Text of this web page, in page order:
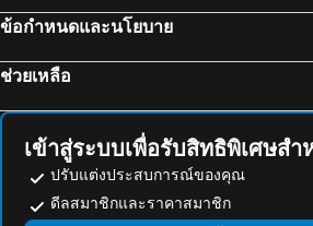
สยามพารากอน
สยามสแ
แกลง
สวนนงนุช
Cha-
สถานีรถไฟหัวลำโพง
บีทีเอส พร้อมพงษ์
ข้อกำหนดและนโยบาย
ช่วยเหลือ
เข้าสู่ระบบเพื่อรับสิทธิพิเศษส
ปรับแต่งประสบการณ์ของคุณ
ดีลสมาชิกและราคาสมาชิก